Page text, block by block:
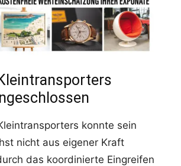
konnte sein
nicht aus eigener Kraft
das koordinierte Eingreifen